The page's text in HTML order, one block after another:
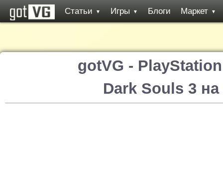
Статьи ▼ Игры ▼ Блоги Маркет ▼
gotVG -
Dark Souls 3